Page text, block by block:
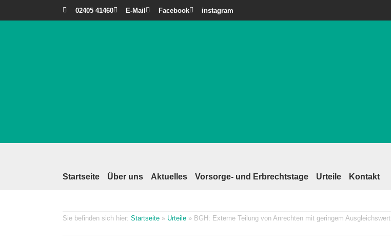
02405 41460 E-Mail Facebook instagram
Startseite Über uns Aktuelles Vorsorge- und Erbrechtstage Urteile Kontakt
Startseite » Urteile » BGH: Externe Teilung von Anrechten mit geringem Ausgleichswert